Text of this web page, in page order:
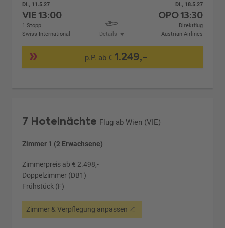
Di., 11.5.27
VIE13:00
1 Stopp
Swiss International
Details
Di., 18.5.27
OPO13:30
Direktflug
Austrian Airlines
p.P. ab €1.249,-
7 Hotelnächte Flug ab Wien (VIE)
Zimmer 1 (2 Erwachsene)
Zimmerpreis ab € 2.498,-
Doppelzimmer (DB1)
Frühstück (F)
Zimmer & Verpflegung anpassen